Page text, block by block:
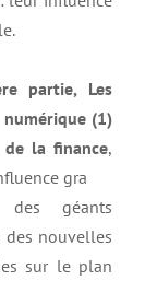
partie, Les
(1)
de la finance,
gra
des géants
des nouvelles
sur le plan